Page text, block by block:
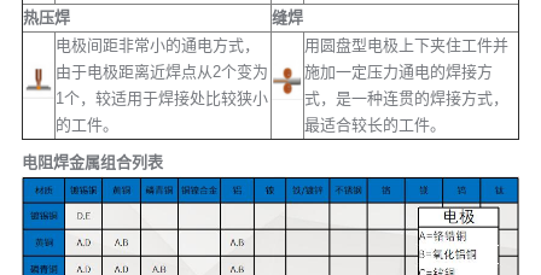
热压焊
缝焊
电极间距非常小的通电方式，
由于电极距离近焊点从2个变为
1个，较适用于焊接处比较狭小
的工件。
用圆盘型电极上下夹住工件并
施加一定压力通电的焊接方
式，是一种连贯的焊接方式，
最适合较长的工件。
电阻焊金属组合列表